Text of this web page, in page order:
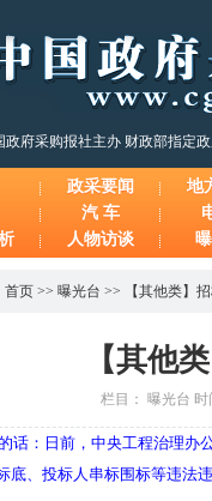
政府采购报社主办 财政部指定
政采要闻 地
汽 车
人物访谈
首页 >> 曝光台 >> 【其他类】
【其他
栏目： 曝光台 时
话：日前，中央工程治理办
底、投标人串标围标等违法